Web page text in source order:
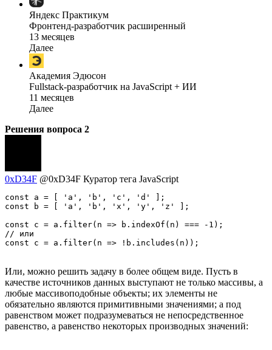
Яндекс Практикум
Фронтенд-разработчик расширенный
13 месяцев
Далее
Академия Эдюсон
Fullstack-разработчик на JavaScript + ИИ
11 месяцев
Далее
Решения вопроса 2
0xD34F @0xD34F Куратор тега JavaScript
const a = [ 'a', 'b', 'c', 'd' ];
const b = [ 'a', 'b', 'x', 'y', 'z' ];
const c = a.filter(n => b.indexOf(n) === -1);
// или
const c = a.filter(n => !b.includes(n));
Или, можно решить задачу в более общем виде. Пусть в
качестве источников данных выступают не только массивы, а
любые массивоподобные объекты; их элементы не
обязательно являются примитивными значениями; а под
равенством может подразумеваться не непосредственное
равенство, а равенство некоторых производных значений: